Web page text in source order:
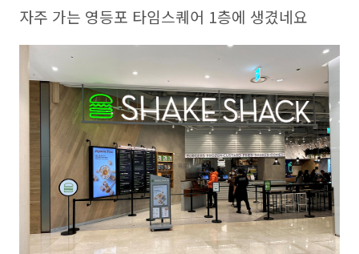
자주 가는 영등포 타임스퀘어 1층에 생겼네요